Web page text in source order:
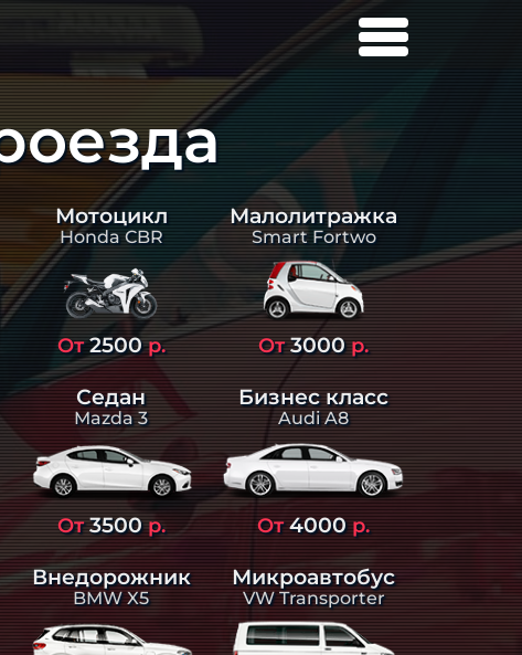
Мотоцикл
Honda CBR
От2500р.
Малолитражка
Smart Fortwo
От3000р.
Седан
Mazda 3
От3500р.
Бизнес класс
Audi A8
От4000р.
Внедорожник
BMW X5
Микроавтобус
VW Transporter